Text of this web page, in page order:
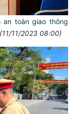
an toàn giao thông
(11/11/2023 08:00)